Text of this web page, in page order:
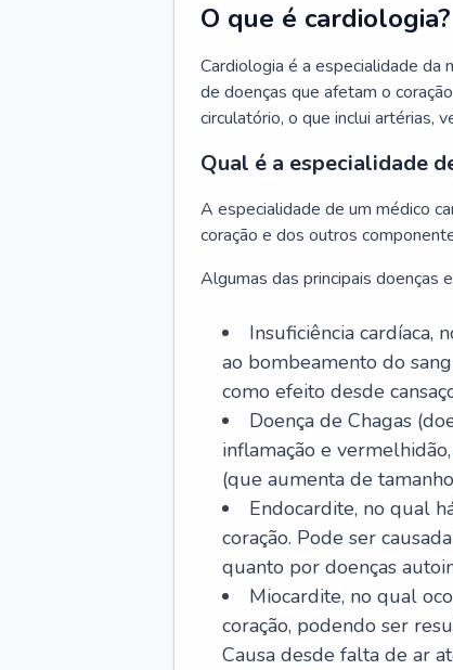
O que é cardiologia?
Cardiologia é a especialidade da
de doenças que afetam o
circulatório, o que inclui artérias,
Qual é a especialidade
A especialidade de um médico
coração e dos outros
Algumas das principais doenças
Insuficiência cardíaca,
ao bombeamento do
como efeito desde
Doença de Chagas
inflamação e
(que aumenta de
Endocardite, no qual
coração. Pode ser
quanto por doenças
Miocardite, no qual
coração, podendo ser
Causa desde falta de ar